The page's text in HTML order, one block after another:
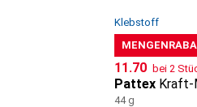
Klebstoff
CHF
11.70 bei 2
Pattex Kraft-
44 g